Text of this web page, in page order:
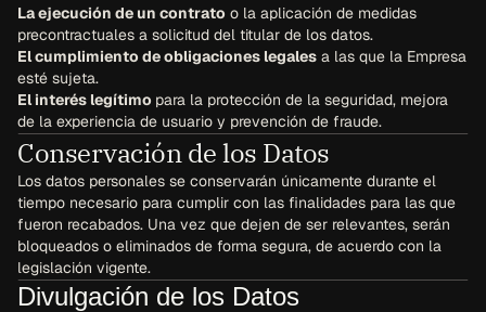
La ejecución de un contrato o la aplicación de medidas
precontractuales a solicitud del titular de los datos.
El cumplimiento de obligaciones legales a las que la Empresa
esté sujeta.
El interés legítimo para la protección de la seguridad, mejora
de la experiencia de usuario y prevención de fraude.
Conservación de los Datos
Los datos personales se conservarán únicamente durante el
tiempo necesario para cumplir con las finalidades para las que
fueron recabados. Una vez que dejen de ser relevantes, serán
bloqueados o eliminados de forma segura, de acuerdo con la
legislación vigente.
Divulgación de los Datos